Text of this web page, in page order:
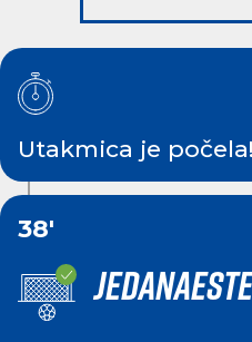
Utakmica je počela!
38'